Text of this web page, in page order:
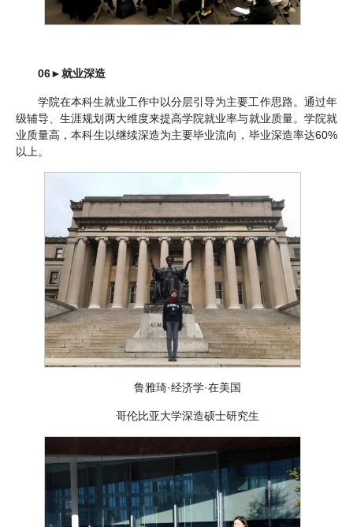
06►就业深造
学院在本科生就业工作中以分层引导为主要工作思路。通过年
级辅导、生涯规划两大维度来提高学院就业率与就业质量。学院就
业质量高，本科生以继续深造为主要毕业流向，毕业深造率达60%
以上。
鲁雅琦·经济学·在美国
哥伦比亚大学深造硕士研究生